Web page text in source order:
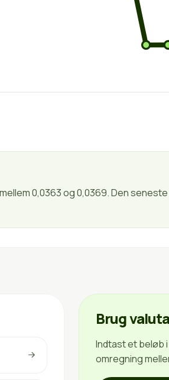
0,0363 og 0,0369. Den
Brug
Indtast et beløb
omregning